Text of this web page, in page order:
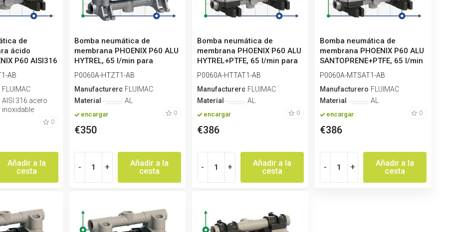
de
ácido
P60 AISI316
AB
FLUIMAC
AISI 316 acero
inoxidable
0
Añadir a la
cesta
Bomba neumática de
membrana PHOENIX P60 ALU
HYTREL, 65 l/min para
adhesivos
P0060A-HTZT1-AB
Manufacturero FLUIMAC
Material
AL
encargar 0
€350
- +
Añadir a la
cesta
Bomba neumática de
membrana PHOENIX P60 ALU
HYTREL+PTFE, 65 l/min para
adhesi...
P0060A-HTTAT1-AB
Manufacturero FLUIMAC
Material
AL
encargar 0
€386
- +
Añadir a la
cesta
Bomba neumática de
membrana PHOENIX P60 ALU
SANTOPRENE+PTFE, 65 l/min
para ad...
P0060A-MTSAT1-AB
Manufacturero FLUIMAC
Material
AL
encargar 0
€386
- +
Añadir a la
cesta